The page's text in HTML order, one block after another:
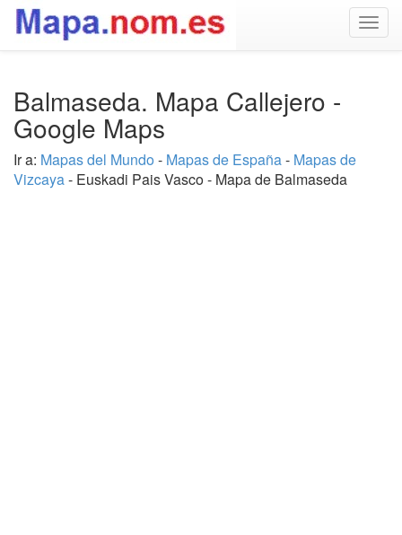
Balmaseda. Mapa Callejero -
Google Maps
Ir a: Mapas del Mundo - Mapas de España- Mapas de
Vizcaya- Euskadi Pais Vasco - Mapa de Balmaseda